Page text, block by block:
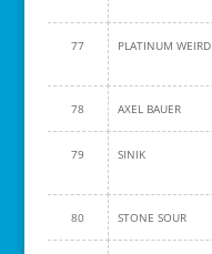
77 PLATINUM WEIRD
78 AXEL BAUER
79 SINIK
80 STONE SOUR